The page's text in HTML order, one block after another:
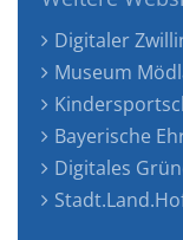
Digitaler
Museum
Bayerische
Digitales